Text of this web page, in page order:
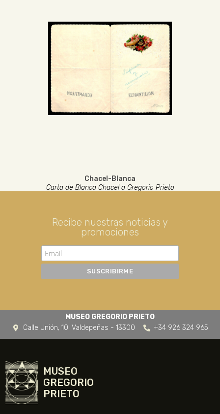
Chacel-Blanca
Carta de Blanca Chacel a Gregorio Prieto
Recibe nuestras noticias y
promociones
MUSEO GREGORIO PRIETO
Calle Unión, 10. Valdepeñas - 13300
+34 926 324 965
MUSEO
GREGORIO
PRIETO